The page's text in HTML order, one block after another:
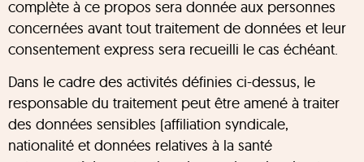
complète à ce propos sera donnée aux personnes
concernées avant tout traitement de données et leur
consentement express sera recueilli le cas échéant.
Dans le cadre des activités définies ci-dessus, le
responsable du traitement peut être amené à traiter
des données sensibles (affiliation syndicale,
nationalité et données relatives à la santé